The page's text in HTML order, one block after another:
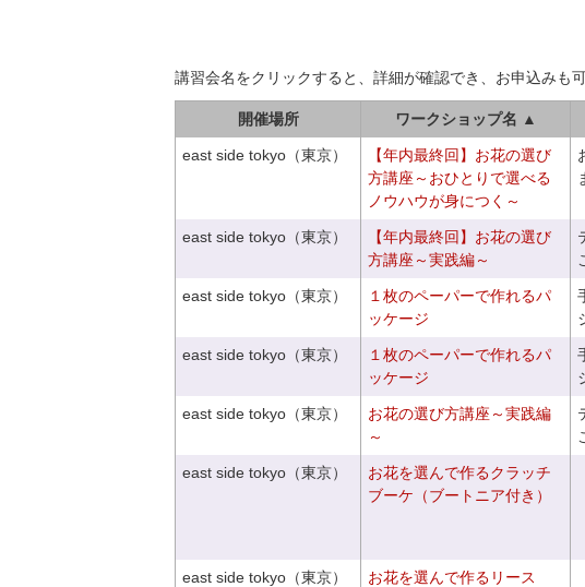
講習会名をクリックすると、詳細が確認でき、お申込みも可
開催場所 ワークショップ名 ▲
east side tokyo（東京）
【年内最終回】お花の選び
方講座～おひとりで選べる
ノウハウが身につく～
east side tokyo（東京）
【年内最終回】お花の選び
方講座～実践編～
east side tokyo（東京）
１枚のペーパーで作れるパ
ッケージ
east side tokyo（東京）
１枚のペーパーで作れるパ
ッケージ
east side tokyo（東京）
お花の選び方講座～実践編
～
east side tokyo（東京）
お花を選んで作るクラッチ
ブーケ（ブートニア付き）
east side tokyo（東京） お花を選んで作るリース